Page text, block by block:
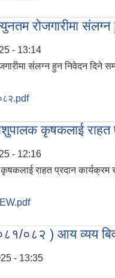
रोजगारीमा संलग्न
- 13:14
संलग्न हुन निवेदन दिने
कृषकलाई राहत
- 12:16
राहत प्रदान कार्यक्रम
०८२ ) आय व्यय
- 13:35